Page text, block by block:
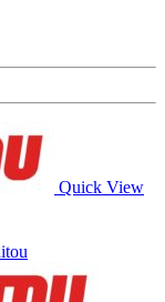
Quick View